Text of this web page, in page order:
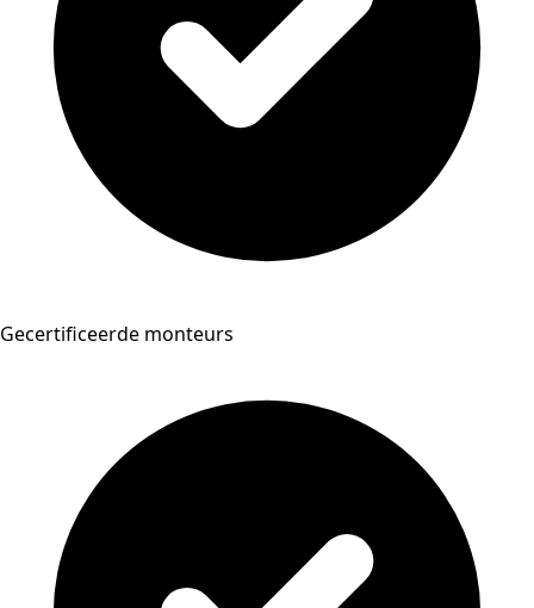
Gecertificeerde monteurs